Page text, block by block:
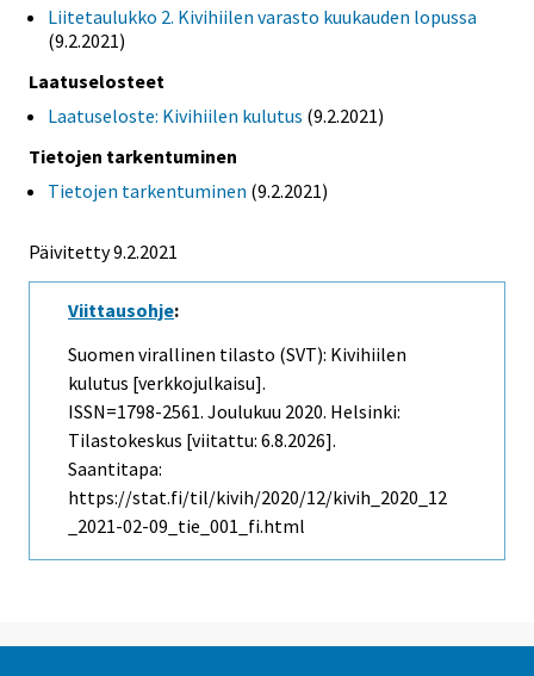
Liitetaulukko 2. Kivihiilen varasto kuukauden lopussa
(9.2.2021)
Laatuselosteet
Laatuseloste: Kivihiilen kulutus (9.2.2021)
Tietojen tarkentuminen
Tietojen tarkentuminen (9.2.2021)
Päivitetty 9.2.2021
Viittausohje:
Suomen virallinen tilasto (SVT): Kivihiilen
kulutus [verkkojulkaisu].
ISSN=1798-2561. Joulukuu 2020. Helsinki:
Tilastokeskus [viitattu: 6.8.2026].
Saantitapa:
https://stat.fi/til/kivih/2020/12/kivih_2020_12
_2021-02-09_tie_001_fi.html